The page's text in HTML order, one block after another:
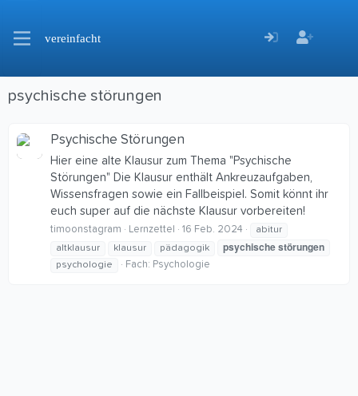
vereinfacht
psychische störungen
Psychische Störungen
Hier eine alte Klausur zum Thema "Psychische
Störungen" Die Klausur enthält Ankreuzaufgaben,
Wissensfragen sowie ein Fallbeispiel. Somit könnt ihr
euch super auf die nächste Klausur vorbereiten!
timoonstagram Lernzettel 16 Feb. 2024
abitur
altklausur
klausur pädagogik psychischestörungen
psychologie Fach: Psychologie